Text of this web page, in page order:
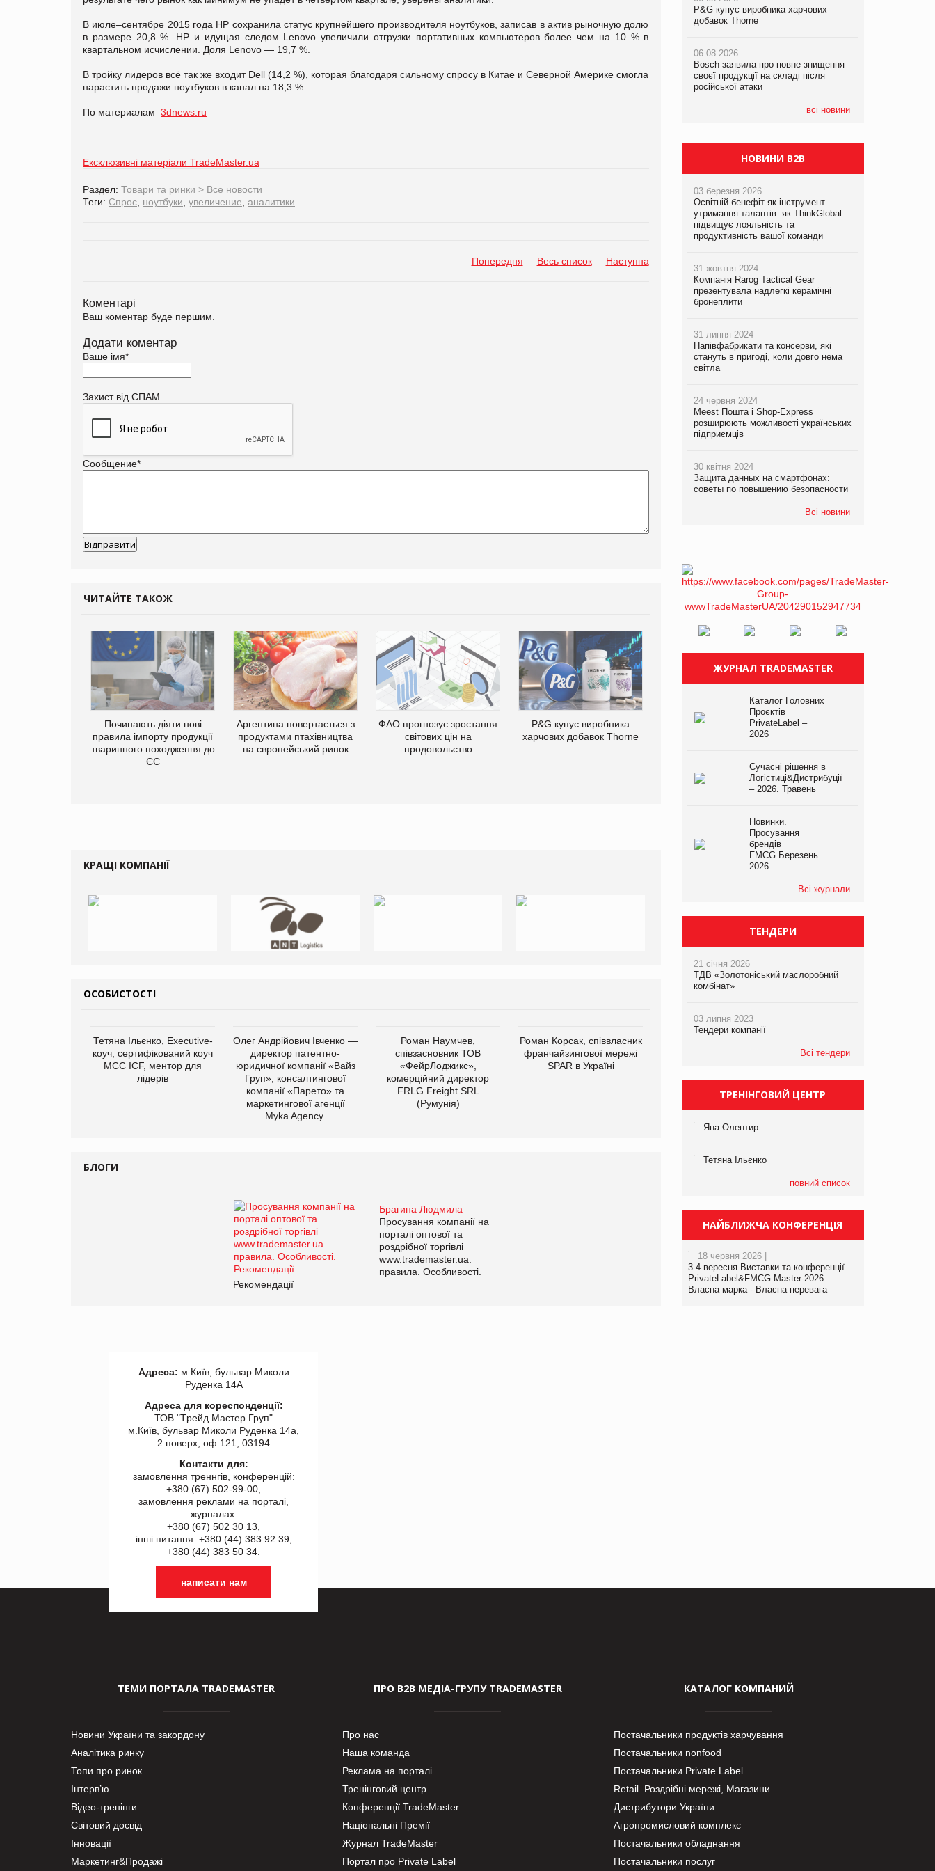
В июле–сентябре 2015 года HP сохранила статус крупнейшего производителя ноутбуков, записав в актив рыночную долю
в размере 20,8 %. HP и идущая следом Lenovo увеличили отгрузки портативных компьютеров более чем на 10 % в
квартальном исчислении. Доля Lenovo — 19,7 %.
В тройку лидеров всё так же входит Dell (14,2 %), которая благодаря сильному спросу в Китае и Северной Америке смогла
нарастить продажи ноутбуков в канал на 18,3 %.
По материалам 3dnews.ru
Ексклюзивні матеріали TradeMaster.ua
Раздел: Товари та ринки > Все новости
Теги: Спрос ноутбуки увеличение аналитики
Попередня Весь список Наступна
Коментарі
Ваш коментар буде першим.
Додати коментар
Ваше імя*
Захист від СПАМ
Сообщение*
ЧИТАЙТЕ ТАКОЖ
Починають діяти нові
правила імпорту продукції
тваринного походження до
ЄС
Аргентина повертається з
продуктами птахівництва
на європейський ринок
ФАО прогнозує зростання
світових цін на
продовольство
P&G купує виробника
харчових добавок Thorne
Bosch заявила про повне
знищення своєї продукції
КРАЩІ КОМПАНІЇ
ОСОБИСТОСТІ
Тетяна Ільєнко, Executive-
коуч, сертифікований коуч
МСС ICF, ментор для
лідерів
Олег Андрійович Івченко —
директор патентно-
юридичної компанії «Вайз
Груп», консалтингової
компанії «Парето» та
маркетингової агенції
Myka Agency.
Роман Наумчев,
співзасновник ТОВ
«ФейрЛоджикс»,
комерційний директор
FRLG Freight SRL
(Румунія)
Роман Корсак, співвласник
франчайзингової мережі
SPAR в Україні
виробництва
компанії «УкраМарин»
БЛОГИ
Брагина Людмила
Просування компанії на
порталі оптової та
роздрібної торгівлі
www.trademaster.ua.
правила. Особливості.
Рекомендації
P&G купує виробника харчових
добавок Thorne
06.08.2026
Bosch заявила про повне знищення
своєї продукції на складі після
російської атаки
всі новини
P&G купує виробника харчових
добавок Thorne
06.08.2026
Bosch заявила про повне знищення
своєї продукції на складі після
російської атаки
P&G купує виробника харчових
добавок Thorne
06.08.2026
Bosch заявила про повне знищення
своєї продукції на складі після
російської атаки
НОВИНИ B2B
03 березня 2026
Освітній бенефіт як інструмент
утримання талантів: як ThinkGlobal
підвищує лояльність та
продуктивність вашої команди
31 жовтня 2024
Компанія Rarog Tactical Gear
презентувала надлегкі керамічні
бронеплити
31 липня 2024
Напівфабрикати та консерви, які
стануть в пригоді, коли довго нема
світла
24 червня 2024
Meest Пошта і Shop-Express
розширюють можливості українських
підприємців
30 квітня 2024
Защита данных на смартфонах:
советы по повышению безопасности
Всі новини
ЖУРНАЛ TRADEMASTER
Каталог Головних
Проєктів
PrivateLabel –
2026
Сучасні рішення в
Логістиці&Дистрибуції
– 2026. Травень
Новинки.
Просування
брендів
FMCG.Березень
2026
Всі журнали
ТЕНДЕРИ
21 січня 2026
ТДВ «Золотоніський маслоробний
комбінат»
03 липня 2023
Тендери компанії
Всі тендери
ТРЕНІНГОВИЙ ЦЕНТР
Яна Олентир
Тетяна Ільєнко
повний список
НАЙБЛИЖЧА КОНФЕРЕНЦІЯ
18 червня 2026 |
3-4 вересня Виставки та конференції
PrivateLabel&FMCG Master-2026:
Власна марка - Власна перевага
Адреса: м.Київ, бульвар Миколи
Руденка 14А
Адреса для кореспонденції:
ТОВ "Tрейд Мастер Груп"
м.Київ, бульвар Миколи Руденка 14а,
2 поверх, оф 121, 03194
Контакти для:
замовлення треннгів, конференцій:
+380 (67) 502-99-00,
замовлення реклами на порталі,
журналах:
+380 (67) 502 30 13,
інші питання: +380 (44) 383 92 39,
+380 (44) 383 50 34.
написати нам
ТЕМИ ПОРТАЛА TRADEMASTER
Новини України та закордону
Аналітика ринку
Топи про ринок
Інтерв’ю
Відео-тренінги
Світовий досвід
Інновації
Маркетинг&Продажі
ПРО В2В МЕДІА-ГРУПУ TRADEMASTER
Про нас
Наша команда
Реклама на порталі
Тренінговий центр
Конференції TradeMaster
Національні Премії
Журнал TradeMaster
Портал про Private Label
КАТАЛОГ КОМПАНИЙ
Постачальники продуктів харчування
Постачальники nonfood
Постачальники Private Label
Retail. Роздрібні мережі, Магазини
Дистрибутори України
Агропромисловий комплекс
Постачальники обладнання
Постачальники послуг